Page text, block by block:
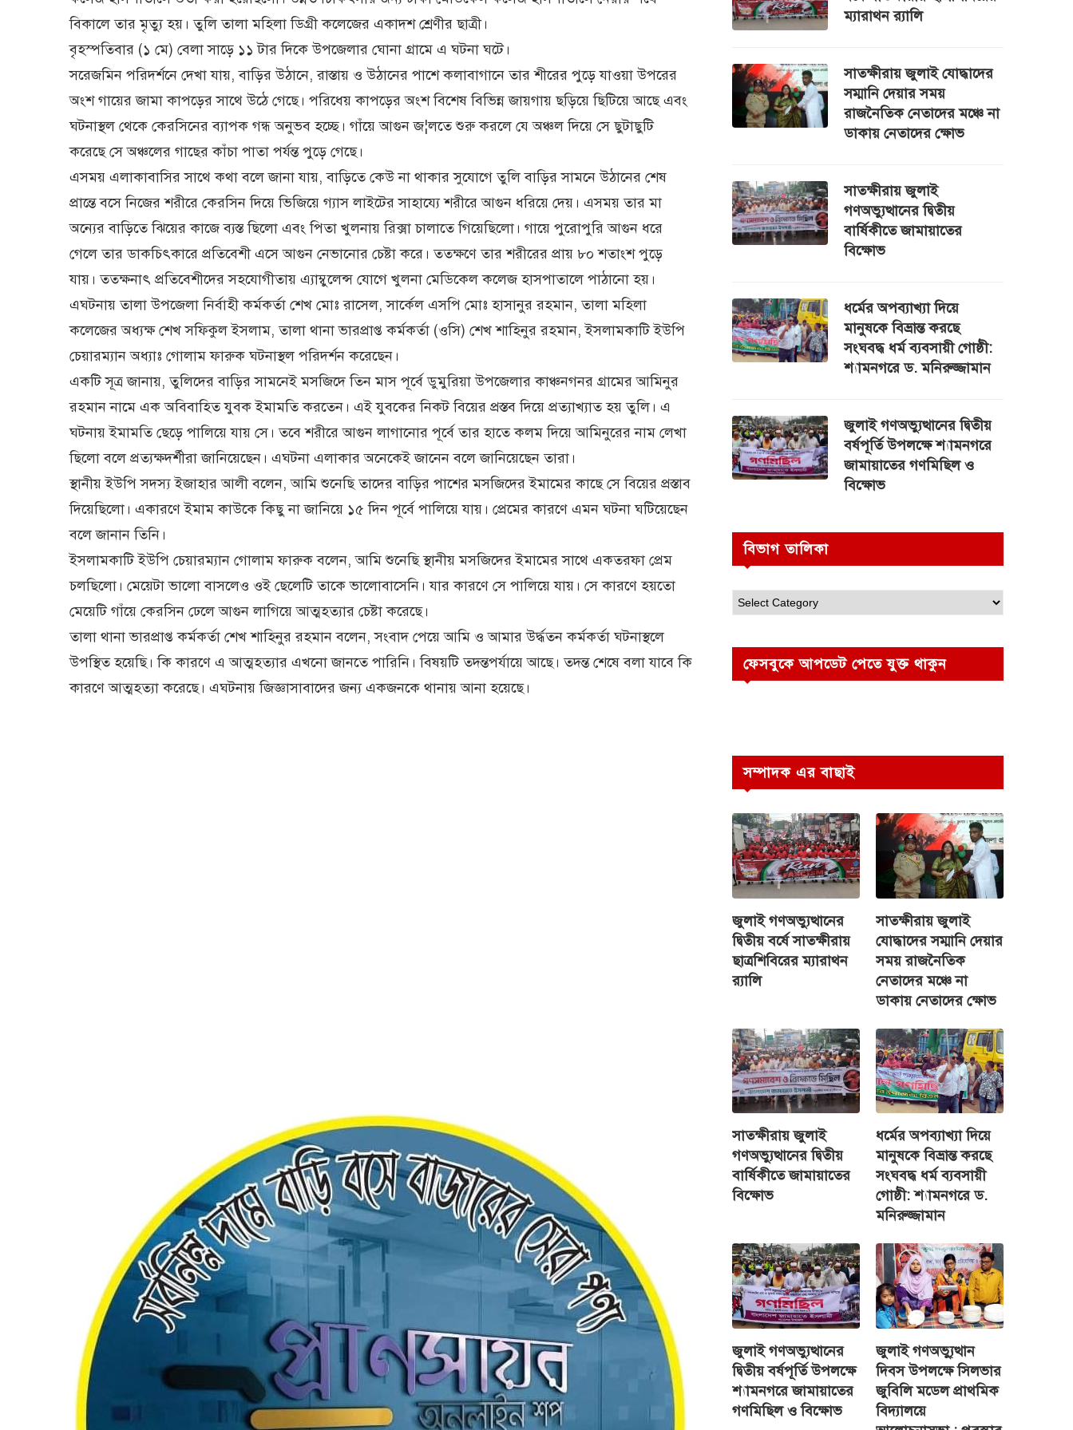
বিকালে তার মৃত্যু হয়। তুলি তালা মহিলা ডিগ্রী কলেজের একাদশ শ্রেণীর ছাত্রী।
বৃহস্পতিবার (১ মে) বেলা সাড়ে ১১ টার দিকে উপজেলার ঘোনা গ্রামে এ ঘটনা ঘটে।
সরেজমিন পরিদর্শনে দেখা যায়, বাড়ির উঠানে, রাস্তায় ও উঠানের পাশে কলাবাগানে তার শীরের পুড়ে যাওয়া উপরের
অংশ গায়ের জামা কাপড়ের সাথে উঠে গেছে। পরিধেয় কাপড়ের অংশ বিশেষ বিভিন্ন জায়গায় ছড়িয়ে ছিটিয়ে আছে এবং
ঘটনাস্থল থেকে কেরসিনের ব্যাপক গন্ধ অনুভব হচ্ছে। গাঁয়ে আগুন জ¦লতে শুরু করলে যে অঞ্চল দিয়ে সে ছুটাছুটি
করেছে সে অঞ্চলের গাছের কাঁচা পাতা পর্যন্ত পুড়ে গেছে।
এসময় এলাকাবাসির সাথে কথা বলে জানা যায়, বাড়িতে কেউ না থাকার সুযোগে তুলি বাড়ির সামনে উঠানের শেষ
প্রান্তে বসে নিজের শরীরে কেরসিন দিয়ে ভিজিয়ে গ্যাস লাইটের সাহায্যে শরীরে আগুন ধরিয়ে দেয়। এসময় তার মা
অন্যের বাড়িতে ঝিয়ের কাজে ব্যস্ত ছিলো এবং পিতা খুলনায় রিক্সা চালাতে গিয়েছিলো। গায়ে পুরোপুরি আগুন ধরে
গেলে তার ডাকচিৎকারে প্রতিবেশী এসে আগুন নেভানোর চেষ্টা করে। ততক্ষণে তার শরীরের প্রায় ৮০ শতাংশ পুড়ে
যায়। ততক্ষনাৎ প্রতিবেশীদের সহযোগীতায় এ্যাম্বুলেন্স যোগে খুলনা মেডিকেল কলেজ হাসপাতালে পাঠানো হয়।
এঘটনায় তালা উপজেলা নির্বাহী কর্মকর্তা শেখ মোঃ রাসেল, সার্কেল এসপি মোঃ হাসানুর রহমান, তালা মহিলা
কলেজের অধ্যক্ষ শেখ সফিকুল ইসলাম, তালা থানা ভারপ্রাপ্ত কর্মকর্তা (ওসি) শেখ শাহিনুর রহমান, ইসলামকাটি ইউপি
চেয়ারম্যান অধ্যাঃ গোলাম ফারুক ঘটনাস্থল পরিদর্শন করেছেন।
একটি সূত্র জানায়, তুলিদের বাড়ির সামনেই মসজিদে তিন মাস পূর্বে ডুমুরিয়া উপজেলার কাঞ্চনগনর গ্রামের আমিনুর
রহমান নামে এক অবিবাহিত যুবক ইমামতি করতেন। এই যুবকের নিকট বিয়ের প্রস্তব দিয়ে প্রত্যাখ্যাত হয় তুলি। এ
ঘটনায় ইমামতি ছেড়ে পালিয়ে যায় সে। তবে শরীরে আগুন লাগানোর পূর্বে তার হাতে কলম দিয়ে আমিনুরের নাম লেখা
ছিলো বলে প্রত্যক্ষদর্শীরা জানিয়েছেন। এঘটনা এলাকার অনেকেই জানেন বলে জানিয়েছেন তারা।
স্থানীয় ইউপি সদস্য ইজাহার আলী বলেন, আমি শুনেছি তাদের বাড়ির পাশের মসজিদের ইমামের কাছে সে বিয়ের প্রস্তাব
দিয়েছিলো। একারণে ইমাম কাউকে কিছু না জানিয়ে ১৫ দিন পূর্বে পালিয়ে যায়। প্রেমের কারণে এমন ঘটনা ঘটিয়েছেন
বলে জানান তিনি।
ইসলামকাটি ইউপি চেয়ারম্যান গোলাম ফারুক বলেন, আমি শুনেছি স্থানীয় মসজিদের ইমামের সাথে একতরফা প্রেম
চলছিলো। মেয়েটা ভালো বাসলেও ওই ছেলেটি তাকে ভালোবাসেনি। যার কারণে সে পালিয়ে যায়। সে কারণে হয়তো
মেয়েটি গাঁয়ে কেরসিন ঢেলে আগুন লাগিয়ে আত্মহত্যার চেষ্টা করেছে।
তালা থানা ভারপ্রাপ্ত কর্মকর্তা শেখ শাহিনুর রহমান বলেন, সংবাদ পেয়ে আমি ও আমার উর্দ্ধতন কর্মকর্তা ঘটনাস্থলে
উপস্থিত হয়েছি। কি কারণে এ আত্মহত্যার এখনো জানতে পারিনি। বিষয়টি তদন্তপর্যায়ে আছে। তদন্ত শেষে বলা যাবে কি
কারণে আত্মহত্যা করেছে। এঘটনায় জিজ্ঞাসাবাদের জন্য একজনকে থানায় আনা হয়েছে।
ম্যারাথন র‌্যালি
সাতক্ষীরায় জুলাই যোদ্ধাদের
সম্মানি দেয়ার সময়
রাজনৈতিক নেতাদের মঞ্চে না
ডাকায় নেতাদের ক্ষোভ
সাতক্ষীরায় জুলাই
গণঅভ্যুত্থানের দ্বিতীয়
বার্ষিকীতে জামায়াতের
বিক্ষোভ
ধর্মের অপব্যাখ্যা দিয়ে
মানুষকে বিভ্রান্ত করছে
সংঘবদ্ধ ধর্ম ব্যবসায়ী গোষ্ঠী:
শ্যামনগরে ড. মনিরুজ্জামান
জুলাই গণঅভ্যুত্থানের দ্বিতীয়
বর্ষপূর্তি উপলক্ষে শ্যামনগরে
জামায়াতের গণমিছিল ও
বিক্ষোভ
বিভাগ তালিকা
ফেসবুকে আপডেট পেতে যুক্ত থাকুন
সম্পাদক এর বাছাই
জুলাই গণঅভ্যুত্থানের
দ্বিতীয় বর্ষে সাতক্ষীরায়
ছাত্রশিবিরের ম্যারাথন
র‌্যালি
সাতক্ষীরায় জুলাই
যোদ্ধাদের সম্মানি দেয়ার
সময় রাজনৈতিক
নেতাদের মঞ্চে না
ডাকায় নেতাদের ক্ষোভ
সাতক্ষীরায় জুলাই
গণঅভ্যুত্থানের দ্বিতীয়
বার্ষিকীতে জামায়াতের
বিক্ষোভ
ধর্মের অপব্যাখ্যা দিয়ে
মানুষকে বিভ্রান্ত করছে
সংঘবদ্ধ ধর্ম ব্যবসায়ী
গোষ্ঠী: শ্যামনগরে ড.
মনিরুজ্জামান
জুলাই গণঅভ্যুত্থানের
দ্বিতীয় বর্ষপূর্তি উপলক্ষে
শ্যামনগরে জামায়াতের
গণমিছিল ও বিক্ষোভ
জুলাই গণঅভ্যু্ত্থান
দিবস উপলক্ষে সিলভার
জুবিলি মডেল প্রাথমিক
বিদ্যালয়ে